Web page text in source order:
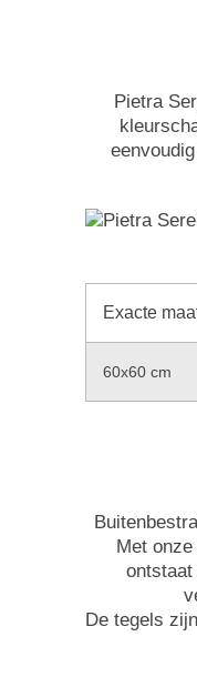
Pietra
Exacte
60x60 cm
Met
De tegels